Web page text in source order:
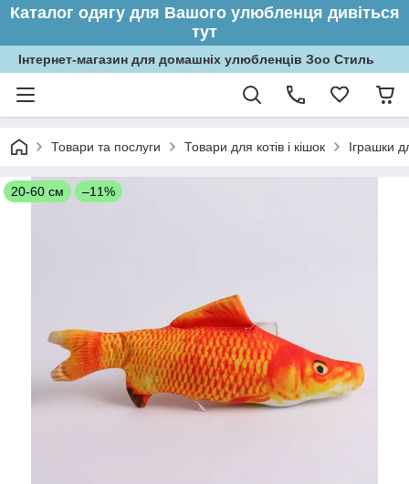
Каталог одягу для Вашого улюбленця дивіться
тут
Інтернет-магазин для домашніх улюбленців Зоо Стиль
Товари та послуги Товари для котів і кішок Іграшки
20-60 см –11%